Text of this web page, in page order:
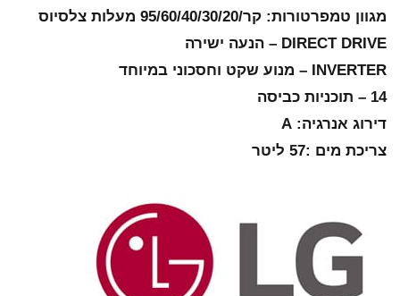
מגוון טמפרטורות: קר/95/60/40/30/20 מעלות צלסיוס
DIRECT DRIVE – הנעה ישירה
INVERTER – מנוע שקט וחסכוני במיוחד
14 – תוכניות כביסה
דירוג אנרגיה: A
צריכת מים :57 ליטר